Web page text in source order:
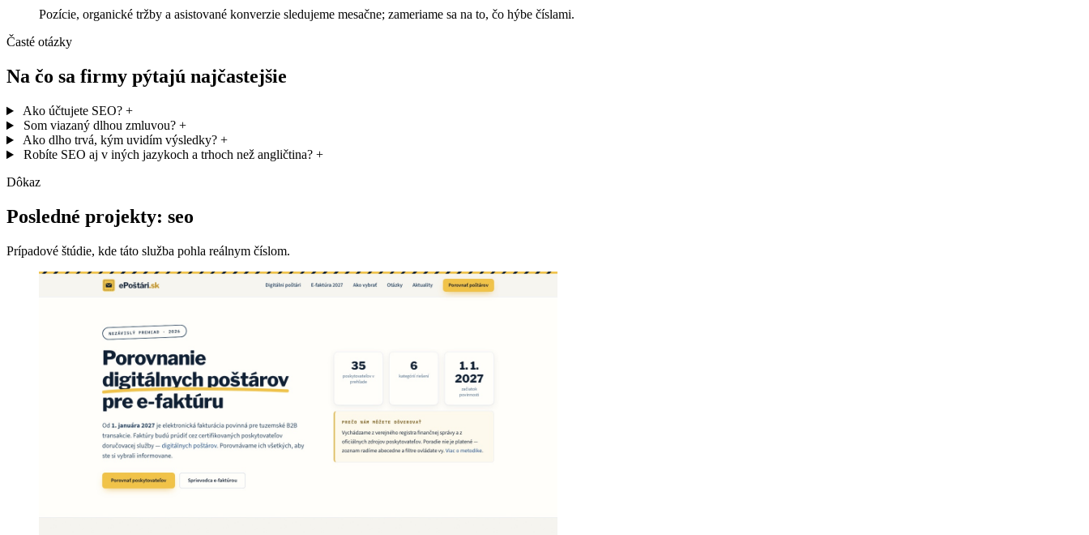
Pozície, organické tržby a asistované konverzie sledujeme mesačne; zameriame sa na to, čo hýbe číslami.
Časté otázky
Na čo sa firmy pýtajú najčastejšie
Ako účtujete SEO? +
Som viazaný dlhou zmluvou? +
Ako dlho trvá, kým uvidím výsledky? +
Robíte SEO aj v iných jazykoch a trhoch než angličtina? +
Dôkaz
Posledné projekty: seo
Prípadové štúdie, kde táto služba pohla reálnym číslom.